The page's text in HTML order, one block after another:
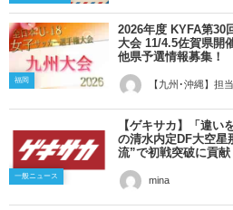
福岡
2026年度 KYFA第30
大会 11/4.5佐賀県
他県予選情報募集！
【九州･沖縄】担
一般ニュース
【ゲキサカ】「違い
の清水内定DF大空星
流”で初戦突破に貢献
mina